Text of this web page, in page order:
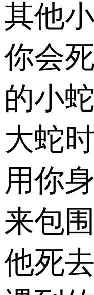
其他
你会
的小
大蛇
用你
来包
他死